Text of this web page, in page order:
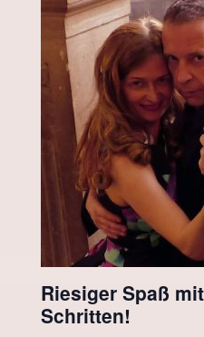
Riesiger Spaß
Schritten!